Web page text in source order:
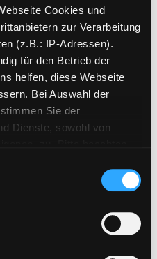
Cookies und
zur Verarbeitung
(z.B.: IP-Adressen).
für den Betrieb der
helfen, diese Webseite
Bei Auswahl der
Sie der
Dienste, sowohl von
Verarbeitung in
außerhalb des EWR
stattfinden kann. In
aktuell Risiken für
dem Jahr veröffentlicht
anzeigen, die vor dem